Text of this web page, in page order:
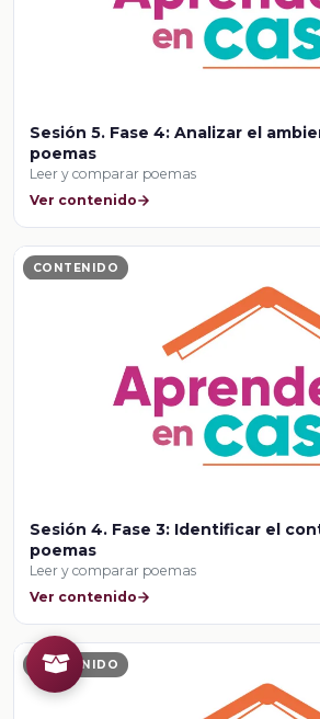
Sesión 5. Fase 4: Analizar el
poemas
Leer y comparar poemas
Ver contenido
CONTENIDO
Sesión 4. Fase 3: Identificar el
poemas
Leer y comparar poemas
Ver contenido
CONTENIDO